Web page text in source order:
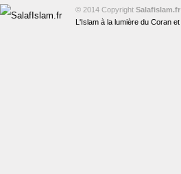
© 2014 Copyright Salafislam.fr
L'Islam à la lumière du Coran et